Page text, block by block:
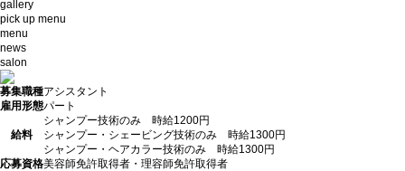
gallery
pick up menu
menu
news
salon
募集職種アシスタント
雇用形態パート
給料
シャンプー技術のみ 時給1200円
シャンプー・シェービング技術のみ 時給1300円
シャンプー・ヘアカラー技術のみ 時給1300円
応募資格美容師免許取得者・理容師免許取得者